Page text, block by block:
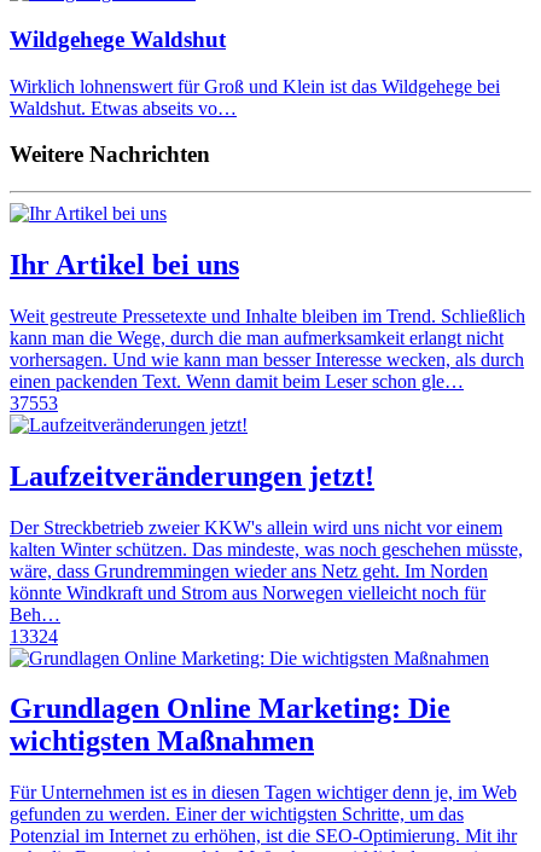
Wildgehege Waldshut
Wirklich lohnenswert für Groß und Klein ist das Wildgehege bei
Waldshut. Etwas abseits vo…
Weitere Nachrichten
Ihr Artikel bei uns
Weit gestreute Pressetexte und Inhalte bleiben im Trend. Schließlich
kann man die Wege, durch die man aufmerksamkeit erlangt nicht
vorhersagen. Und wie kann man besser Interesse wecken, als durch
einen packenden Text. Wenn damit beim Leser schon gle…
37553
Laufzeitveränderungen jetzt!
Der Streckbetrieb zweier KKW's allein wird uns nicht vor einem
kalten Winter schützen. Das mindeste, was noch geschehen müsste,
wäre, dass Grundremmingen wieder ans Netz geht. Im Norden
könnte Windkraft und Strom aus Norwegen vielleicht noch für
Beh…
13324
Grundlagen Online Marketing: Die
wichtigsten Maßnahmen
Für Unternehmen ist es in diesen Tagen wichtiger denn je, im Web
gefunden zu werden. Einer der wichtigsten Schritte, um das
Potenzial im Internet zu erhöhen, ist die SEO-Optimierung. Mit ihr